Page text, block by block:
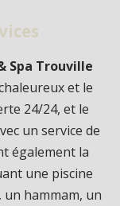
Spa Trouville
et le
24/24, et le
un service de
également la
une piscine
un hammam, un